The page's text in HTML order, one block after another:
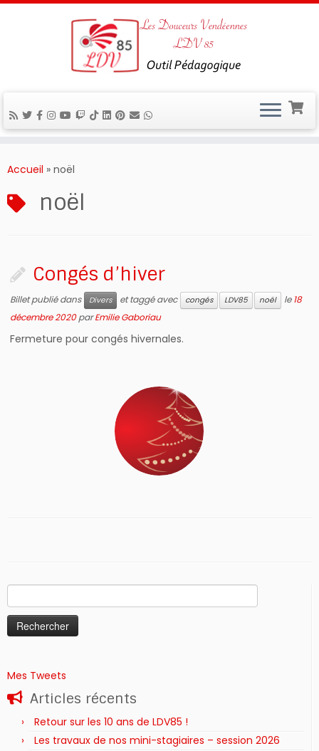
auAccueil » noël
noël
Congés d’hiver
Billet publié dans Divers et taggé avec congés LDV85 noël le18
décembre 2020 parEmilie Gaboriau
Fermeture pour congés hivernales.
Mes Tweets
Articles récents
Retour sur les 10 ans de LDV85 !
Les travaux de nos mini-stagiaires – session 2026 ‍‍‍‍‍